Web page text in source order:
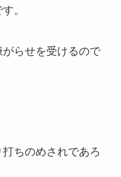
。
らせを受けるので
ちのめされであろ